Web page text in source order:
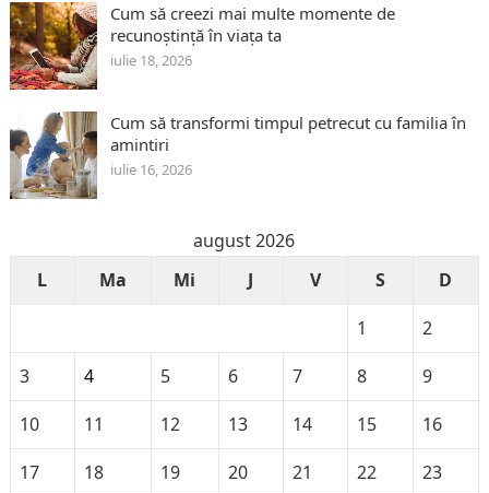
Cum să creezi mai multe momente de
recunoștință în viața ta
iulie 18, 2026
Cum să transformi timpul petrecut cu familia în
amintiri
iulie 16, 2026
august 2026
L
Ma Mi J V S
D
1
2
3
4 5 6 7 8
9
10
11 12 13 14 15
16
17
18 19 20 21 22
23